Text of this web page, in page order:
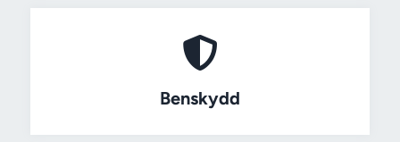
Benskydd